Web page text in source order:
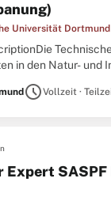
Universität Dortmund
in den Natur- und
scheduleVollzeit ·
Expert